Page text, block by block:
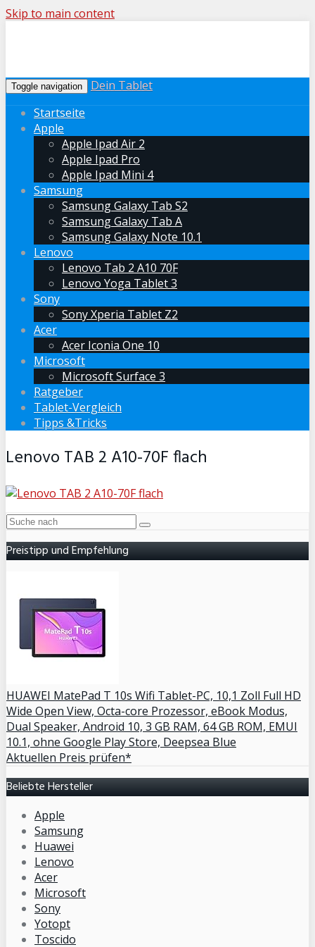
Skip to main content
Toggle navigation
Dein Tablet
Startseite
Apple
Apple Ipad Air 2
Apple Ipad Pro
Apple Ipad Mini 4
Samsung
Samsung Galaxy Tab S2
Samsung Galaxy Tab A
Samsung Galaxy Note 10.1
Lenovo
Lenovo Tab 2 A10 70F
Lenovo Yoga Tablet 3
Sony
Sony Xperia Tablet Z2
Acer
Acer Iconia One 10
Microsoft
Microsoft Surface 3
Ratgeber
Tablet-Vergleich
Tipps &Tricks
Lenovo TAB 2 A10-70F flach
Preistipp und Empfehlung
HUAWEI MatePad T 10s Wifi Tablet-PC, 10,1 Zoll Full HD
Wide Open View, Octa-core Prozessor, eBook Modus,
Dual Speaker, Android 10, 3 GB RAM, 64 GB ROM, EMUI
10.1, ohne Google Play Store, Deepsea Blue
Aktuellen Preis prüfen*
Beliebte Hersteller
Apple
Samsung
Huawei
Lenovo
Acer
Microsoft
Sony
Yotopt
Toscido